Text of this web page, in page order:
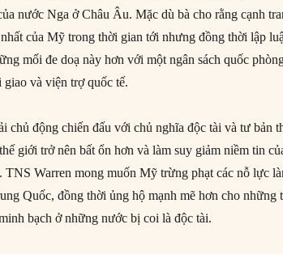
nước Nga ở Châu Âu. Mặc dù bà cho rằng cạnh
của Mỹ trong thời gian tới nhưng đồng thời lập
mối đe doạ này hơn với một ngân sách quốc
và viện trợ quốc tế.
chủ động chiến đấu với chủ nghĩa độc tài và tư bản
giới trở nên bất ổn hơn và làm suy giảm niềm tin
TNS Warren mong muốn Mỹ trừng phạt các nỗ lực
Quốc, đồng thời ủng hộ mạnh mẽ hơn cho những
bạch ở những nước bị coi là độc tài.